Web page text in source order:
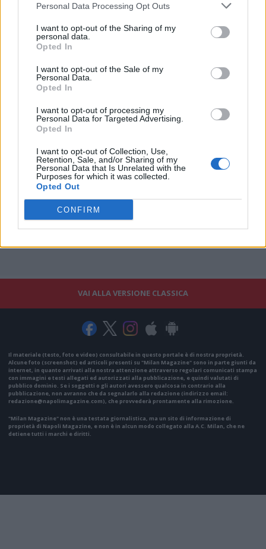
Personal Data Processing Opt Outs
I want to opt-out of the Sharing of my
personal data.
Opted In
I want to opt-out of the Sale of my
Personal Data.
Opted In
I want to opt-out of processing my
Personal Data for Targeted Advertising.
Opted In
I want to opt-out of Collection, Use,
Retention, Sale, and/or Sharing of my
Personal Data that Is Unrelated with the
Purposes for which it was collected.
Opted Out
CONFIRM
VAI ALLA VERSIONE CLASSICA
Il materiale (testo, foto e video) consultabile in questo portale è di nostra proprietà.
Alcune foto (screenshot) ed articoli presenti su "Milan Magazine" sono in parte giunti da
internet, in quanto arrivati alla nostra attenzione attraverso regolari comunicati stampa
con immagini e testi allegati ed autorizzati alla pubblicazione, e quindi valutati di
pubblico dominio. Se i soggetti o gli autori avessero qualcosa in contrario alla
pubblicazione, non avranno che da segnalarlo alla redazione (indirizzo email:
redazione@napolimagazine.com), che provvederà prontamente alla rimozione.
"Milan Magazine" non è una testata giornalistica, ma un sito di informazione di
proprietà di Napoli Magazine, e non è in alcun modo collegato alla A.C. Milan, che ne
detiene tutti i marchi e diritti.